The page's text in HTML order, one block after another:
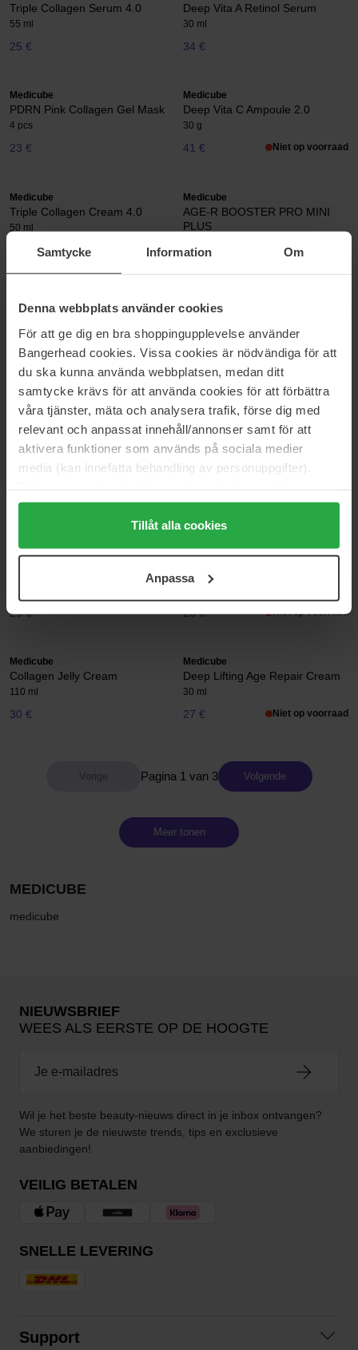
Samtycke Information Om
Denna webbplats använder cookies
För att ge dig en bra shoppingupplevelse använder
Bangerhead cookies. Vissa cookies är nödvändiga för att
du ska kunna använda webbplatsen, medan ditt
samtycke krävs för att använda cookies för att förbättra
våra tjänster, mäta och analysera trafik, förse dig med
relevant och anpassat innehåll/annonser samt för att
aktivera funktioner som används på sociala medier
media (kan innefatta behandling av personuppgifter).
Genom att trycka på "Tillåt alla cookies" accepterar du
alla cookies, medan du under "Detaljer" kan anpassa
användningen av cookies. Du kan när som helst återkalla
samt vår Integritetspolicy.
Tillåt alla cookies
Anpassa
Triple Collagen Serum 4.0
55 ml
25 €
Deep Vita A Retinol Serum
30 ml
34 €
Medicube
PDRN Pink Collagen Gel Mask
4 pcs
23 €
Medicube
Deep Vita C Ampoule 2.0
30 g
41 € Niet op voorraad
Medicube
Triple Collagen Cream 4.0
50 ml
Medicube
AGE-R BOOSTER PRO MINI
PLUS
Medicube
Age-R Booster Pro Bear Head
Case
60 g
34 €
Medicube
Age-R Booster Pro Mini
75 g
165 €
Medicube
Age-R Vita C Pro Ampoule
Medicube
Azelaic Acid Exosome Shot
Serum 7500
30 ml
Medicube
Azelaic Acid Niacinamide Clear
29 €
Medicube
Collagen Glow Booster Serum
15 ml
25 € Niet op voorraad
Medicube
Collagen Jelly Cream
110 ml
30 €
Medicube
Deep Lifting Age Repair Cream
30 ml
27 € Niet op voorraad
Pagina 1 van 3 Volgende
Meer tonen
MEDICUBE
medicube
NIEUWSBRIEF
WEES ALS EERSTE OP DE HOOGTE
Wil je het beste beauty-nieuws direct in je inbox ontvangen?
We sturen je de nieuwste trends, tips en exclusieve
aanbiedingen!
VEILIG BETALEN
SNELLE LEVERING
Support